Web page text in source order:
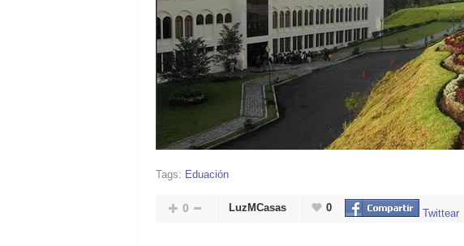
Tags: Eduación
0 LuzMCasas 0 Twittear